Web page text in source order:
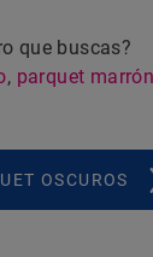
que buscas?
, parquet marrón
OSCUROS